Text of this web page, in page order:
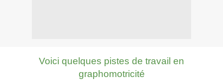
Voici quelques pistes de travail en
graphomotricité